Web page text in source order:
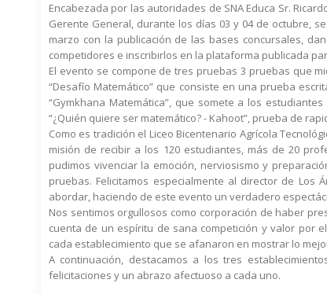
Encabezada por las autoridades de SNA Educa Sr.
Gerente General, durante los días 03 y 04 de octubre,
marzo con la publicación de las bases concursales,
competidores e inscribirlos en la plataforma publicada
El evento se compone de tres pruebas 3 pruebas que
“Desafío Matemático” que consiste en una prueba
“Gymkhana Matemática”, que somete a los
“¿Quién quiere ser matemático? - Kahoot”, prueba de
Como es tradición el Liceo Bicentenario Agrícola
misión de recibir a los 120 estudiantes, más de 20
pudimos vivenciar la emoción, nerviosismo y
pruebas. Felicitamos especialmente al director de
abordar, haciendo de este evento un verdadero
Nos sentimos orgullosos como corporación de haber
cuenta de un espíritu de sana competición y valor por
cada establecimiento que se afanaron en mostrar lo
A continuación, destacamos a los tres
felicitaciones y un abrazo afectuoso a cada uno.